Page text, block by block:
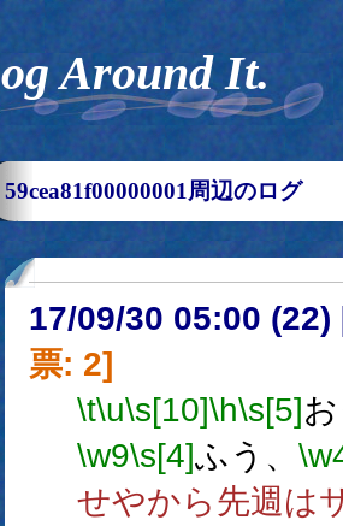
Log Around It.
59cea81f00000001周辺のログ
17/09/30 05:00 (22)
票: 2]
\t\u\s[10]\h\s[5]
\w9\s[4]ふう、
せやから先週は